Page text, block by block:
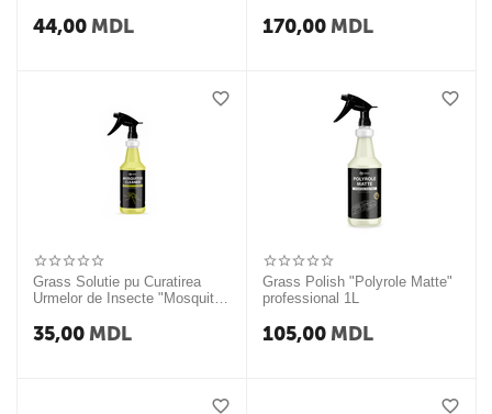
44,00 MDL 170,00 MDL
Grass Solutie pu Curatirea
Urmelor de Insecte "Mosquitos
35,00 MDL
Grass Polish "Polyrole Matte"
professional 1L
105,00 MDL